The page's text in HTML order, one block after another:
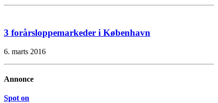
3 forårsloppemarkeder i København
6. marts 2016
Annonce
Spot on